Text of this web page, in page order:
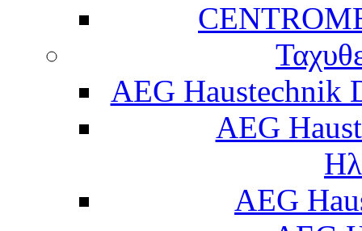
AEG Haustechnik
AEG
AEG